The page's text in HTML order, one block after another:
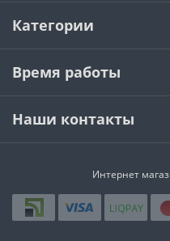
Категории
Время работы
Наши контакты
Интернет